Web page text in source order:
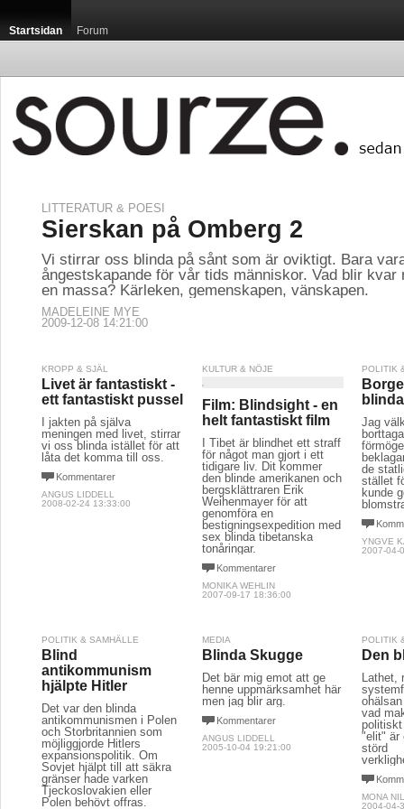
Startsidan Forum
LITTERATUR & POESI
Sierskan på Omberg 2
Vi stirrar oss blinda på sånt som är oviktigt. Bara
ångestskapande för vår tids människor. Vad blir kvar
en massa? Kärleken, gemenskapen, vänskapen.
MADELEINE MYE
2009-12-08 14:21:00
KROPP & SJÄL
Livet är fantastiskt -
ett fantastiskt pussel
I jakten på själva
meningen med livet, stirrar
vi oss blinda istället för att
låta det komma till oss.
Kommentarer
ANGUS LIDDELL
2008-02-24 13:33:00
KULTUR & NÖJE
Film: Blindsight - en
helt fantastiskt film
I Tibet är blindhet ett straff
för något man gjort i ett
tidigare liv. Dit kommer
den blinde amerikanen och
bergsklättraren Erik
Weihenmayer för att
genomföra en
bestigningsexpedition med
sex blinda tibetanska
tonåringar.
Kommentarer
MONIKA WEHLIN
2007-09-17 18:36:00
POLITIK
Jag
de
stället
kunde
YNGVE
2007-04-
POLITIK & SAMHÄLLE
Blind
antikommunism
hjälpte Hitler
Det var den blinda
antikommunismen i Polen
och Storbritannien som
möjliggjorde Hitlers
expansionspolitik. Om
Sovjet hjälpt till att säkra
gränser hade varken
Tjeckoslovakien eller
Polen behövt offras.
MEDIA
Blinda Skugge
Det bär mig emot att ge
henne uppmärksamhet här
men jag blir arg.
Kommentarer
ANGUS LIDDELL
2005-10-04 19:21:00
POLITIK
Den
Lathet,
vad
"elit" är
störd
MONA
2004-04-